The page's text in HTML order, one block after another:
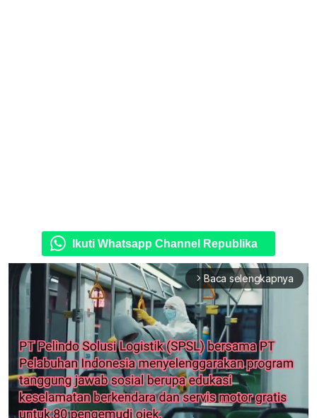
Ikuti Whatsapp Channel Republika
arrow_forward_ios Baca selengkapnya